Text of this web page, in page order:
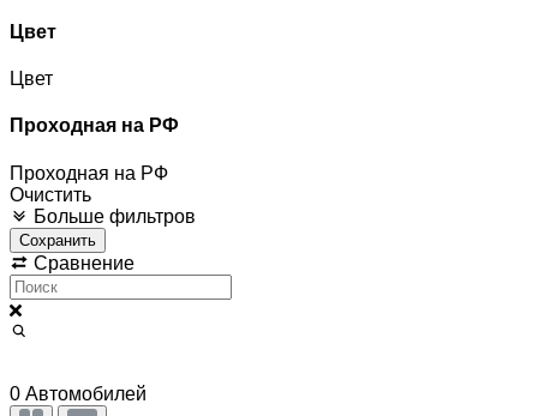
Цвет
Цвет
Проходная на РФ
Проходная на РФ
Очистить
Больше фильтров
Сохранить
Сравнение
0 Автомобилей